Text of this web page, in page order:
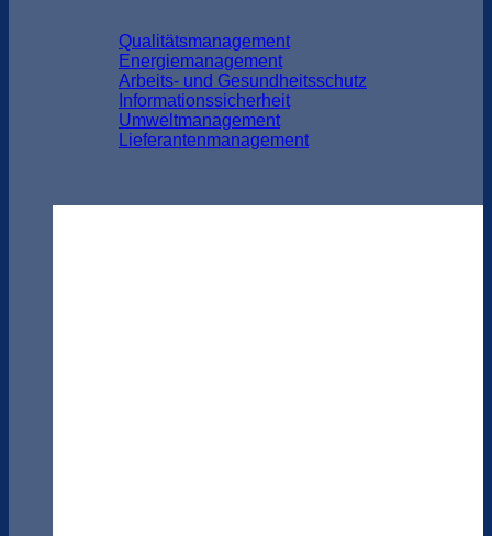
Qualitätsmanagement
Energiemanagement
Arbeits- und Gesundheitsschutz
Informationssicherheit
Umweltmanagement
Lieferantenmanagement